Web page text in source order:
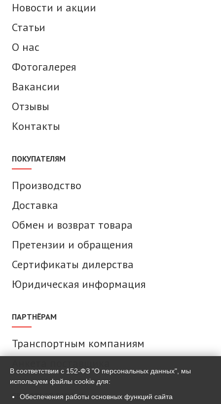
Новости и акции
Статьи
О нас
Фотогалерея
Вакансии
Отзывы
Контакты
ПОКУПАТЕЛЯМ
Производство
Доставка
Обмен и возврат товара
Претензии и обращения
Сертификаты дилерства
Юридическая информация
ПАРТНЁРАМ
Транспортным компаниям
СВЯЗАТЬСЯ С НАМИ
В соответствии с 152-ФЗ "О персональных данных", мы
используем файлы cookie для:
Обеспечения работы основных функций сайта